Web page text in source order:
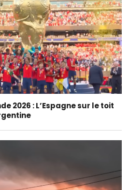
2026 : L’Espagne sur le toit